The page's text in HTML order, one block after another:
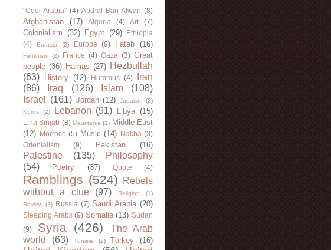
"Cool Arabia" (4) Abd al Bari Atwan (8)
Afghanistan (17) Algeria (4) Art (7)
Colonialism (32) Egypt (29)
Ethiopia
(4)
Eurasia (2) Europe (9) Fatah (16)
Feminism (2) France (4) Gaza (3) Great
people (36) Hamas (27) Hezbullah
(63)
History (12) Hummus (4)
Iran
(86)
Iraq (126) Islam
(108)
Israel
(161) Jordan (12) Judaism (2)
Kurds
(2) Lebanon (91) Libya (15)
Lina Sinjab (8) Mauritania (1) Middle East
(12)
Morroco (5) Music (14) Nakba (3)
Orientalism
(9) Pakistan (16)
Palestine (135)
Philosophy
(54)
Poetry (37) Quote (4)
Ramblings (524)
Rebels
without a clue
(97) Religion
(1)
Review (2) Russia (7) Saudi Arabia (20)
Sleeping Arabs (9) Somalia (13) Sudan
(9)
Syria (426)
The Arab
world
(63) Tunisia (2) Turkey (16)